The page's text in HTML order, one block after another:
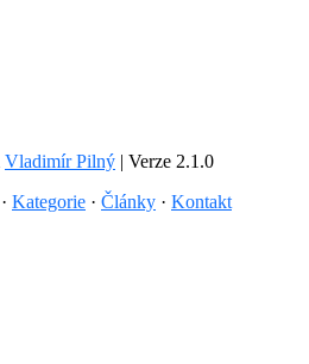
Vladimír Pilný | Verze 2.1.0
· Kategorie · Články · Kontakt